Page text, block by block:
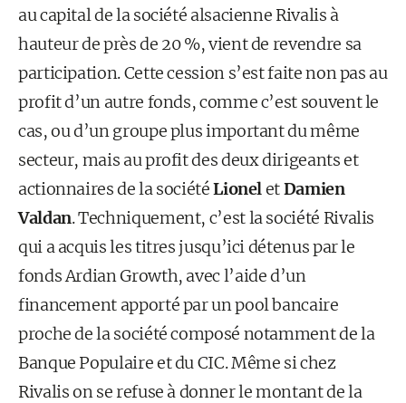
au capital de la société alsacienne Rivalis à
hauteur de près de 20 %, vient de revendre sa
participation. Cette cession s’est faite non pas au
profit d’un autre fonds, comme c’est souvent le
cas, ou d’un groupe plus important du même
secteur, mais au profit des deux dirigeants et
actionnaires de la sociétéLioneletDamien
Valdan. Techniquement, c’est la société Rivalis
qui a acquis les titres jusqu’ici détenus par le
fonds Ardian Growth, avec l’aide d’un
financement apporté par un pool bancaire
proche de la société composé notamment de la
Banque Populaire et du CIC. Même si chez
Rivalis on se refuse à donner le montant de la